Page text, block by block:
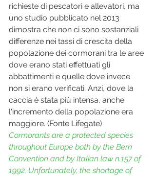
richieste di pescatori e allevatori, ma
uno studio pubblicato nel 2013
dimostra che non ci sono sostanziali
differenze nei tassi di crescita della
popolazione dei cormorani tra le aree
dove erano stati effettuati gli
abbattimenti e quelle dove invece
non si erano verificati. Anzi, dove la
caccia è stata più intensa, anche
l'incremento della popolazione era
maggiore. (Fonte Lifegate)
Cormorants are a protected species
throughout Europe both by the Bern
Convention and by Italian law n.157 of
1992. Unfortunately, the shortage of